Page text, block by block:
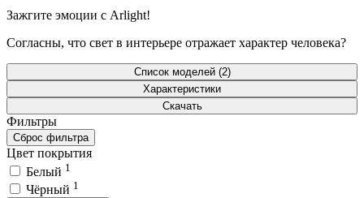
Зажгите эмоции с Arlight!
Согласны, что свет в интерьере отражает характер человека?
Список моделей (2)
Характеристики
Скачать
Фильтры
Сброс фильтра
Цвет покрытия
Белый 1
Чёрный 1